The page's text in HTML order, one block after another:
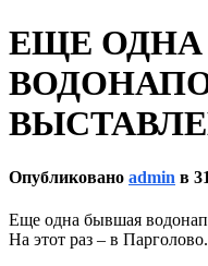
ЕЩЕ
Опубликовано admin в
Еще одна бывшая
На этот раз – в Парголово.